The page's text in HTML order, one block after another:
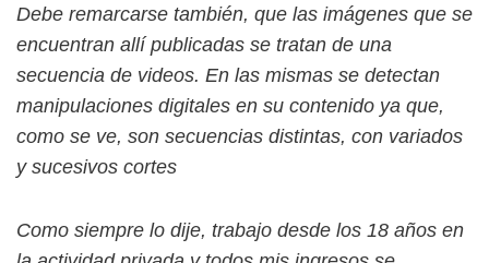
Debe remarcarse también, que las imágenes que se
encuentran allí publicadas se tratan de una
secuencia de videos. En las mismas se detectan
manipulaciones digitales en su contenido ya que,
como se ve, son secuencias distintas, con variados
y sucesivos cortes
Como siempre lo dije, trabajo desde los 18 años en